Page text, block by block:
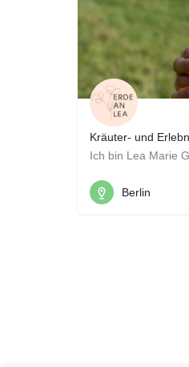
Kräuter- und
0176 78305229
Bernhard-
Berlin